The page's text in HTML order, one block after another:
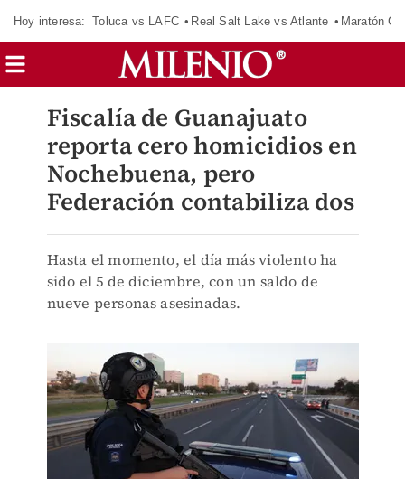
Hoy interesa: Toluca vs LAFC Real Salt Lake vs Atlante Maratón
Fiscalía de Guanajuato
reporta cero homicidios en
Nochebuena, pero
Federación contabiliza dos
Hasta el momento, el día más violento ha
sido el 5 de diciembre, con un saldo de
nueve personas asesinadas.